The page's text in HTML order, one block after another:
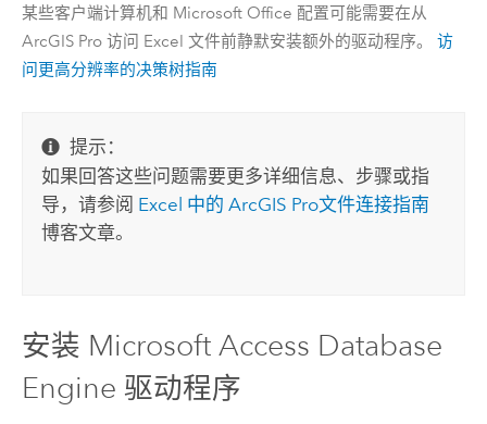
某些客户端计算机和 Microsoft Office 配置可能需要在从
ArcGIS Pro 访问 Excel 文件前静默安装额外的驱动程序。 访
问更高分辨率的决策树指南
提示：
如果回答这些问题需要更多详细信息、步骤或指
导，请参阅 Excel 中的ArcGIS Pro文件连接指南
博客文章。
安装 Microsoft Access Database
Engine 驱动程序